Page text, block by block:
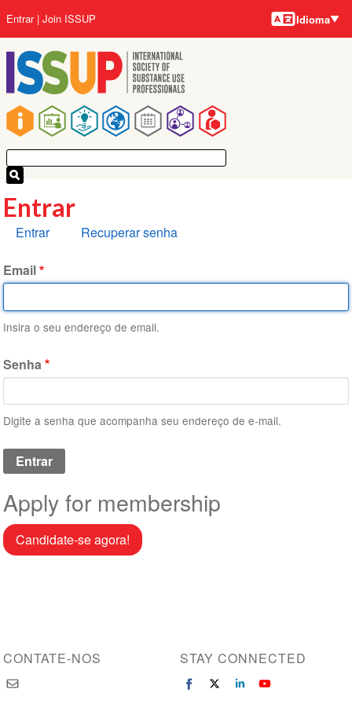
para
o
conteúdo
principal
Navegação
principal
Menu
da
conta
do
usuário
Entrar Join ISSUP Idiomas
Idioma
Entrar
Abas
Entrar Recuperar senha
Email
Insira o seu endereço de email.
Senha
Digite a senha que acompanha seu endereço de e-mail.
Apply for membership
Candidate-se agora!
CONTATE-NOS STAY CONNECTED